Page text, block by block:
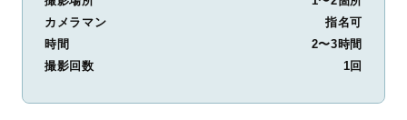
カメラマン
指名可
時間
2〜3時間
撮影回数
1回